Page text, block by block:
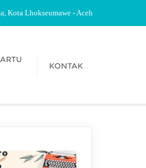
Kota Lhokseumawe - Aceh
KONTAK